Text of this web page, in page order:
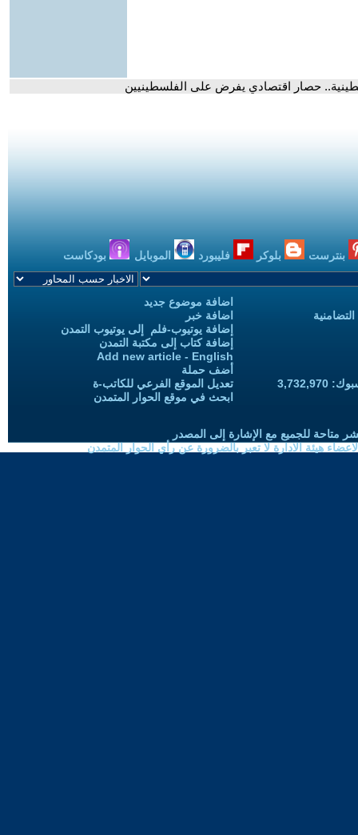
حصار اقتصادي يفرض على الفلسطينيين
بنترست بلوكر فليبورد الموبايل بودكاست
اضافة موضوع جديد
اضافة خبر
إضافة يوتيوب-فلم إلى يوتيوب التمدن
إضافة كتاب إلى مكتبة التمدن
Add new article - English
أضف حملة
تعديل الموقع الفرعي للكاتب-ة
ابحث في موقع الحوار المتمدن
متاحة للجميع مع الإشارة إلى المصدر
هيئة الادارة لا تعبر بالضرورة عن رأي الحوار المتمدن